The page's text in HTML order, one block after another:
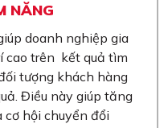
NĂNG
doanh nghiệp gia
cao trên kết quả tìm
tượng khách hàng
Điều này giúp tăng
cơ hội chuyển đổi